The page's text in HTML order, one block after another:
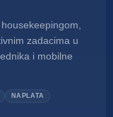
zadacima u
i mobilne
NAPLATA